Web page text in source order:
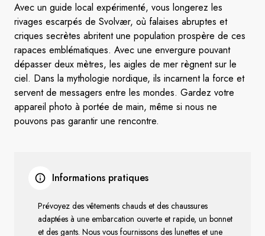
Avec un guide local expérimenté, vous longerez les
rivages escarpés de Svolvær, où falaises abruptes et
criques secrètes abritent une population prospère de ces
rapaces emblématiques. Avec une envergure pouvant
dépasser deux mètres, les aigles de mer règnent sur le
ciel. Dans la mythologie nordique, ils incarnent la force et
servent de messagers entre les mondes. Gardez votre
appareil photo à portée de main, même si nous ne
pouvons pas garantir une rencontre.
Informations pratiques
Prévoyez des vêtements chauds et des chaussures
adaptées à une embarcation ouverte et rapide, un bonnet
et des gants. Nous vous fournissons des lunettes et une